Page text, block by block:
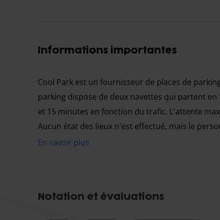
Informations importantes
Cool Park est un fournisseur de places de
parking dispose de deux navettes qui partent
et 15 minutes en fonction du trafic. L'attente
Aucun état des lieux n'est effectué, mais le
votre véhicule à votre arrivée pour éviter tout
Pour les véhicules hors gabarit (plus grands
En savoir plus
Notation et évaluations